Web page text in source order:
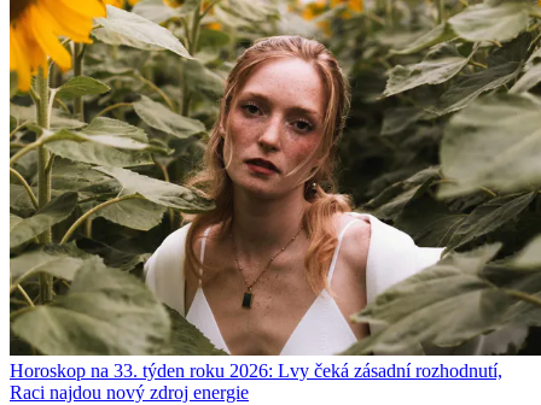
Horoskop na 33. týden roku 2026: Lvy čeká zásadní rozhodnutí,
Raci najdou nový zdroj energie